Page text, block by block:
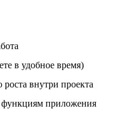
в удобное время)
роста внутри проекта
приложения